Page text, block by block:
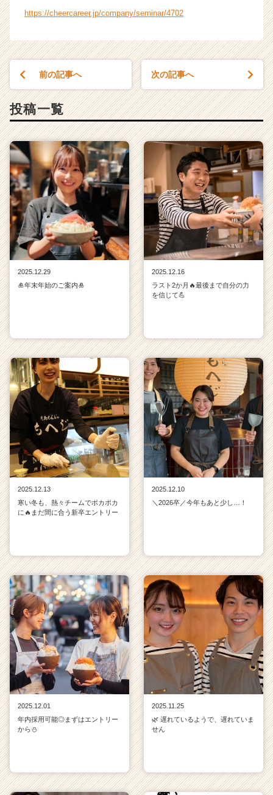
の
ラ
ン】
チ
ャ
ー・
成
長
業
か
ら
ス
就
活
サ
イ
ト
チ
ア
キ
ャ
リ
ア
h
e
a
r
e
e
r）
https://cheercareer.jp/company/seminar/4702
前の記事へ 次の記事へ
投稿一覧
2025.12.29
🎍年末年始のご案内🎍
2025.12.16
ラスト2か月🔥最後まで自分の力
を信じて💪
2025.12.13
寒い冬も、熱々チームでポカポカ
に🔥まだ間に合う新卒エントリー
2025.12.10
＼2026卒／今年もあと少し…！
2025.12.01
年内採用可能◎まずはエントリー
から⛄
2025.11.25
🌿 遅れているようで、遅れていま
せん